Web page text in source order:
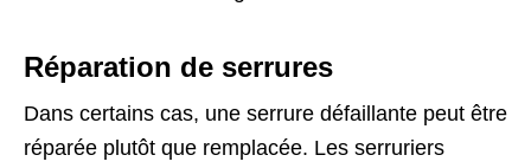
Réparation de serrures
Dans certains cas, une serrure défaillante peut être
réparée plutôt que remplacée. Les serruriers